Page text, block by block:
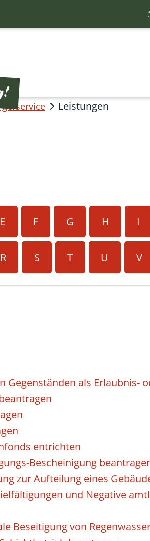
Leistungen
E F G H I
R S T U V
Gegenständen als Erlaubnis-
entrichten
Bescheinigung
zur Aufteilung eines
und Negative
Beseitigung von